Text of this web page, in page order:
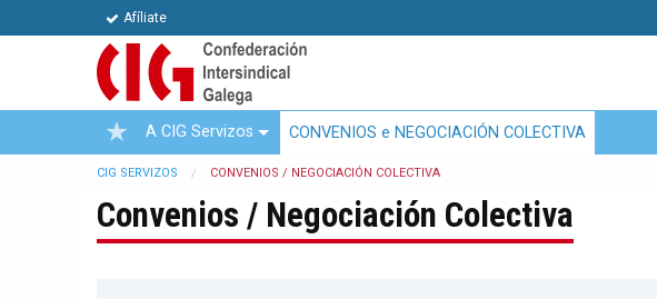
Afíliate
A CIG Servizos CONVENIOS e NEGOCIACIÓN COLECTIVA
CIG SERVIZOS CONVENIOS / NEGOCIACIÓN COLECTIVA
Convenios / Negociación Colectiva